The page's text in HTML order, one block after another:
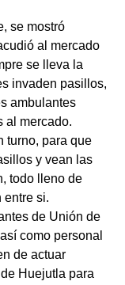
se mostró
al mercado
se lleva la
invaden pasillos,
ambulantes
al mercado.
turno, para que
y vean las
todo lleno de
entre si.
de Unión de
como personal
de actuar
Huejutla para